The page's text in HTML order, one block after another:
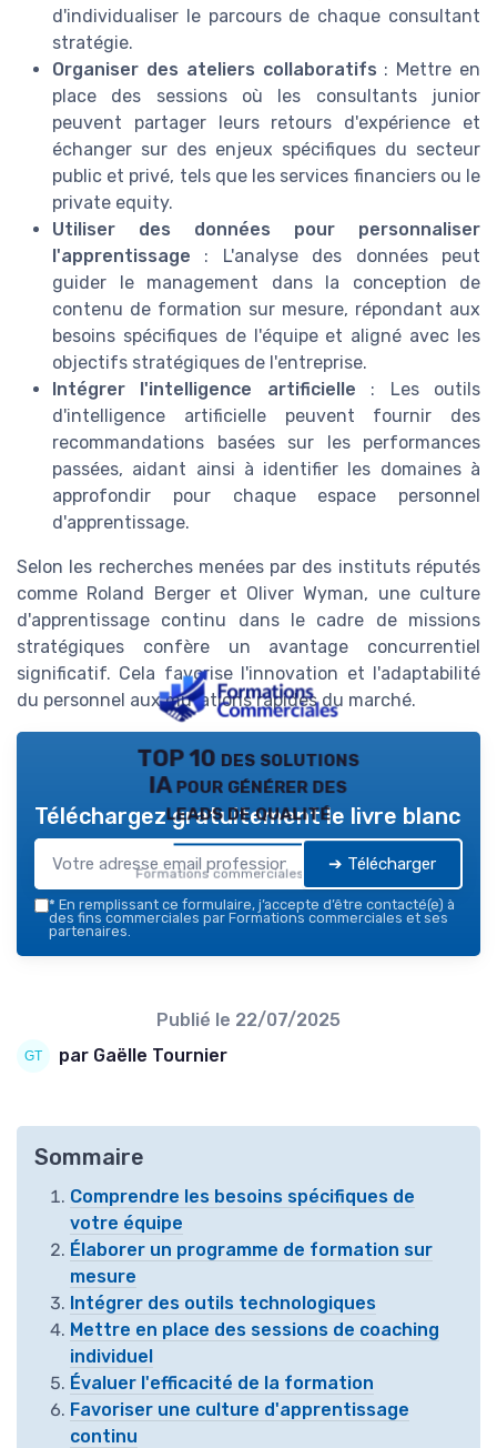
d'individualiser le parcours de chaque consultant
stratégie.
Organiser des ateliers collaboratifs : Mettre en
place des sessions où les consultants junior
peuvent partager leurs retours d'expérience et
échanger sur des enjeux spécifiques du secteur
public et privé, tels que les services financiers ou le
private equity.
Utiliser des données pour personnaliser
l'apprentissage : L'analyse des données peut
guider le management dans la conception de
contenu de formation sur mesure, répondant aux
besoins spécifiques de l'équipe et aligné avec les
objectifs stratégiques de l'entreprise.
Intégrer l'intelligence artificielle : Les outils
d'intelligence artificielle peuvent fournir des
recommandations basées sur les performances
passées, aidant ainsi à identifier les domaines à
approfondir pour chaque espace personnel
d'apprentissage.
Selon les recherches menées par des instituts réputés
comme Roland Berger et Oliver Wyman, une culture
d'apprentissage continu dans le cadre de missions
stratégiques confère un avantage concurrentiel
significatif. Cela favorise l'innovation et l'adaptabilité
du personnel aux mutations rapides du marché.
TOP 10 des solutions
IA pour générer des
leads de qualité
Formations commerciales — 2026
Téléchargez gratuitement le livre blanc
➔ Télécharger
* En remplissant ce formulaire, j’accepte d’être contacté(e) à
des fins commerciales par Formations commerciales et ses
partenaires.
Publié le 22/07/2025
par Gaëlle Tournier
Sommaire
Comprendre les besoins spécifiques de
votre équipe
Élaborer un programme de formation sur
mesure
Intégrer des outils technologiques
Mettre en place des sessions de coaching
individuel
Évaluer l'efficacité de la formation
Favoriser une culture d'apprentissage
continu